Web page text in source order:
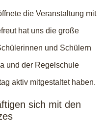
die Veranstaltung mit
hat uns die große
und Schülern
und der Regelschule
aktiv mitgestaltet haben.
sich mit den